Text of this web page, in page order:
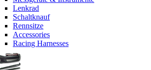
Lenkrad
Schaltknauf
Rennsitze
Accessories
Racing Harnesses